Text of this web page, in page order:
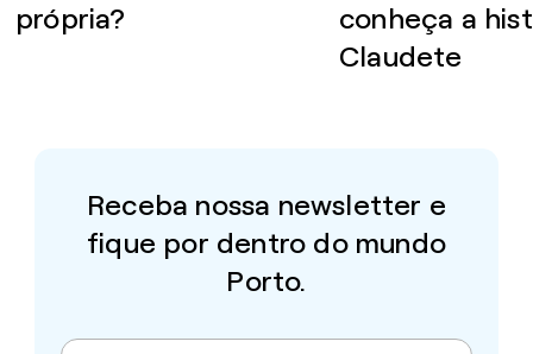
própria?
conheça a
Claudete
Receba nossa newsletter e
fique por dentro do mundo
Porto.